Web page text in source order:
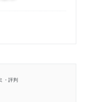
・評判